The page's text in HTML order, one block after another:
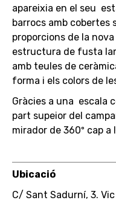
apareixia en el seu
barrocs amb cobertes
proporcions de la
estructura de fusta
amb teules de
forma i els colors de
Gràcies a una escala
part supeior del
mirador de 360º cap
Ubicació
C/ Sant Sadurní, 3. Vic